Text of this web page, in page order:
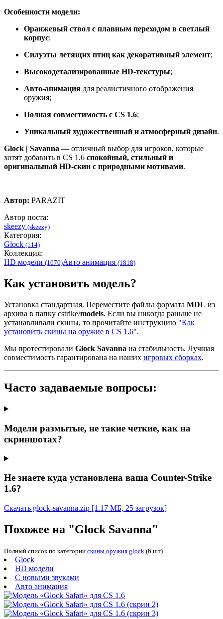
Особенности модели:
Оранжевый ствол с плавным переходом в светлый
корпус;
Силуэты летящих птиц как декоративный элемент;
Высокодетализированные HD-текстуры;
Авто-анимация для реалистичного отображения
оружия;
Полная совместимость с CS 1.6;
Уникальный художественный и атмосферный дизайн.
Glock | Savanna — отличный выбор для игроков, которые
хотят добавить в CS 1.6 спокойный, стильный и
оригинальный HD-скин с природными мотивами.
Автор: PARAZIT
Автор поста:
skeezy (skeezy)
Категория:
Glock (114)
Коллекция:
HD модели (1070)Авто анимация (1818)
Как установить модель?
Установка стандартная. Переместите файлы формата MDL из
архива в папку cstrike/models. Если вы никогда раньше не
устанавливали скины, то прочитайте инструкцию "Как
установить скины на оружие в CS 1.6".
Мы протестировали Glock Savanna на стабильность. Лучшая
совместимость гарантирована на наших игровых сборках.
Часто задаваемые вопросы:
Модели размытые, не такие четкие, как на
скриншотах?
Не знаете куда установлена ваша Counter-Strike
1.6?
Скачать glock-savanna.zip [1.17 МБ, 25 загрузок]
Похожее на "Glock Savanna"
Полный список по категории скины оружия glock (6 шт)
Glock
HD модели
С новыми звуками
Авто анимация